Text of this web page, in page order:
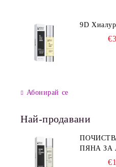
9D
Абонирай се
Най-продавани
ПЯНА ЗА